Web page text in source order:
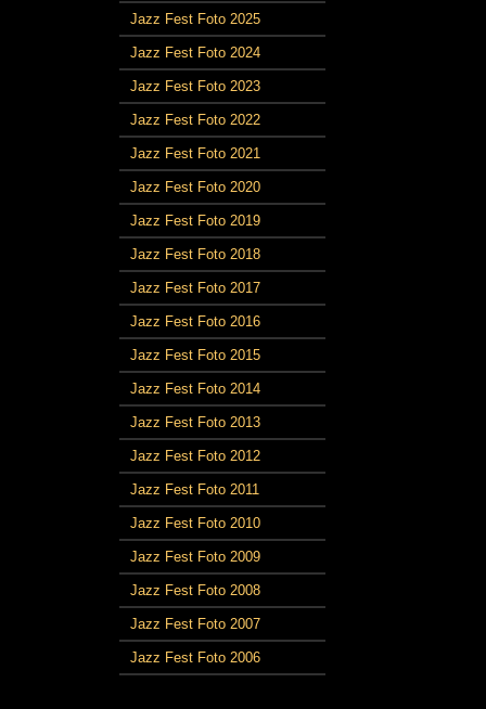
Jazz Fest Foto 2025
Jazz Fest Foto 2024
Jazz Fest Foto 2023
Jazz Fest Foto 2022
Jazz Fest Foto 2021
Jazz Fest Foto 2020
Jazz Fest Foto 2019
Jazz Fest Foto 2018
Jazz Fest Foto 2017
Jazz Fest Foto 2016
Jazz Fest Foto 2015
Jazz Fest Foto 2014
Jazz Fest Foto 2013
Jazz Fest Foto 2012
Jazz Fest Foto 2011
Jazz Fest Foto 2010
Jazz Fest Foto 2009
Jazz Fest Foto 2008
Jazz Fest Foto 2007
Jazz Fest Foto 2006